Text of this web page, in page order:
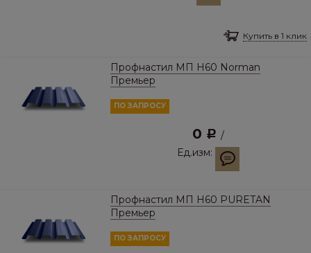
Купить в 1 клик
Профнастил МП Н60 Norman
Премьер
ПО ЗАПРОСУ
0 Р /
Ед.изм:
Профнастил МП Н60 PURETAN
Премьер
ПО ЗАПРОСУ